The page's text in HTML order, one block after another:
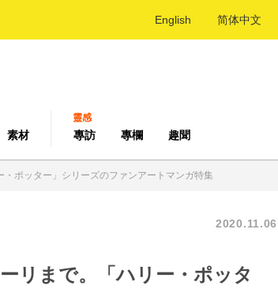
English 简体中文
素材
靈感
專訪 專欄 趣聞
ポッター」シリーズのファンアートマンガ特集
2020.11.06
リまで。「ハリー・ポッタ